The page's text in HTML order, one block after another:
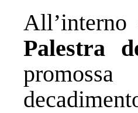
Palestra